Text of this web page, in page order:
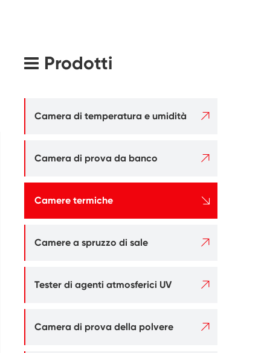
Prodotti
Camera di temperatura e umidità 
Camera di prova da banco 
Camere termiche 
Camere a spruzzo di sale 
Tester di agenti atmosferici UV 
Camera di prova della polvere 